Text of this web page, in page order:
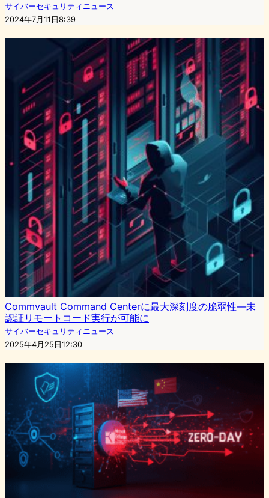
サイバーセキュリティニュース
2024年7月11日8:39
Commvault Command Centerに最大深刻度の脆弱性—未
認証リモートコード実行が可能に
サイバーセキュリティニュース
2025年4月25日12:30